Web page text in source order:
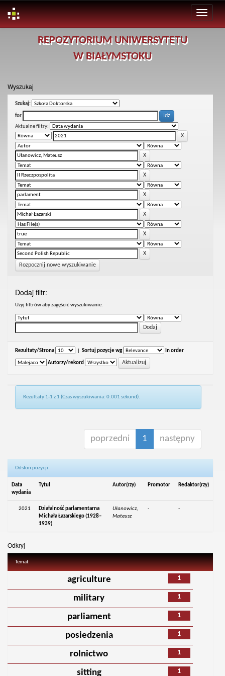
REPOZYTORIUM UNIWERSYTETU
W BIAŁYMSTOKU
Wyszukaj
Szukaj:
for
Aktualne filtry:
Rozpocznij nowe wyszukiwanie
Dodaj filtr:
Uzyj filtrów aby zagęścić wyszukiwanie.
Rezultaty/Strona Sortuj pozycje wg In order
Autorzy/rekord
Rezultaty 1-1 z 1 (Czas wyszukiwania: 0.001 sekund).
poprzedni 1 następny
Odsłon pozycji:
Data
wydania
Tytuł Autor(rzy) Promotor Redaktor(rzy)
2021
Działalność parlamentarna
Michała Łazarskiego (1928–
1939)
Ułanowicz,
Mateusz
- -
Odkryj
Temat
1
agriculture
1
military
1
parliament
1
posiedzenia
1
rolnictwo
1
sitting